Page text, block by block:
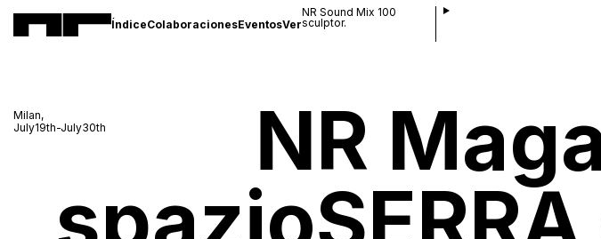
ÍndiceColaboracionesEventosVer
NR Sound Mix 100
sculptor.
NR
Milan,
July19th-July30th